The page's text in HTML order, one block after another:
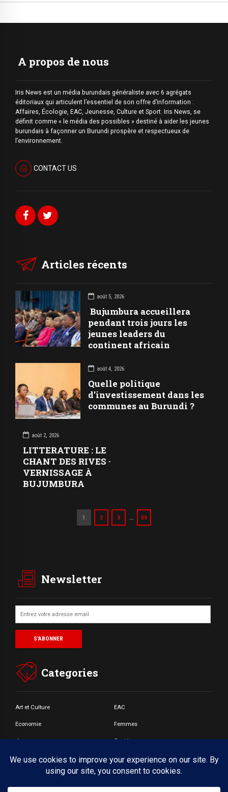
A propos de nous
Iris News est un média burundais généraliste avec 6 agrégats
éditoriaux qui articulent l’essentiel de son offre d’information :
Affaires, Écologie, EAC, Jeunesse, Culture et Sport. Iris News, se
définit comme « le média des possibles » destiné à aider les jeunes
burundais à façonner un Burundi prospère et respectueux de
l’environnement.
CONTACT US
Articles récents
août 5, 2026
Bujumbura accueillera
pendant trois jours les
jeunes leaders du
continent africain
août 4, 2026
Quelle politique
d’investissement dans les
communes au Burundi ?
août 2, 2026
LITTERATURE : LE
CHANT DES RIVES ·
VERNISSAGE À
BUJUMBURA
1 2 3 … 59
Newsletter
Categories
Art et Culture EAC
Economie Femmes
Jeunes Santé
Societé